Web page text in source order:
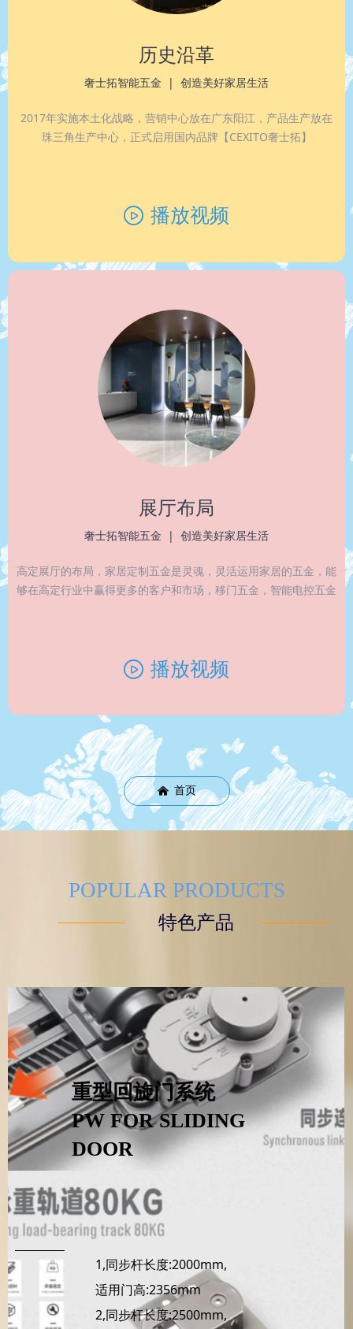
奢士拓智能五金 | 创造美好家居生活
展厅布局
高定展厅的布局，家居定制五金是灵魂，灵活运用家居的五金，能
够在高定行业中赢得更多的客户和市场，移门五金，智能电控五金
ꄤ 播放视频
2017年实施本土化战略， 营销中心放在广东阳江，产品生产放在
珠三角生产中心， 正式启用国内品牌【CEXITO奢士拓】
历史沿革
奢士拓智能五金 | 创造美好家居生活
ꄤ 播放视频
낀 首页
重型回旋门系统
PW FOR SLIDING
DOOR
1,同步杆长度:2000mm,
适用门高:2356mm
2,同步杆长度:2500mm,
POPULAR PRODUCTS
特色产品